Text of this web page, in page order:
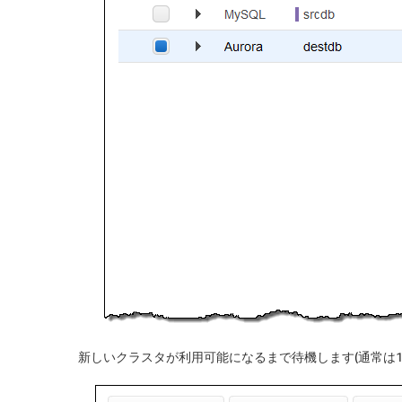
新しいクラスタが利用可能になるまで待機します(通常は